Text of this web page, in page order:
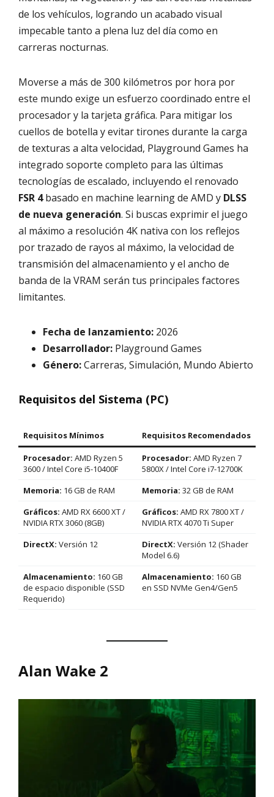
de los vehículos, logrando un acabado visual
impecable tanto a plena luz del día como en
carreras nocturnas.
Moverse a más de 300 kilómetros por hora por
este mundo exige un esfuerzo coordinado entre el
procesador y la tarjeta gráfica. Para mitigar los
cuellos de botella y evitar tirones durante la carga
de texturas a alta velocidad, Playground Games ha
integrado soporte completo para las últimas
tecnologías de escalado, incluyendo el renovado
FSR 4basado en machine learning de AMD y DLSS
de nueva generación. Si buscas exprimir el juego
al máximo a resolución 4K nativa con los reflejos
por trazado de rayos al máximo, la velocidad de
transmisión del almacenamiento y el ancho de
banda de la VRAM serán tus principales factores
limitantes.
Fecha de lanzamiento: 2026
Desarrollador: Playground Games
Género:Carreras, Simulación, Mundo Abierto
Requisitos del Sistema (PC)
Requisitos Mínimos Requisitos Recomendados
Procesador: AMD Ryzen 5
3600 / Intel Core i5-10400F
Procesador: AMD Ryzen 7
5800X / Intel Core i7-12700K
Memoria: 16 GB de RAM Memoria: 32 GB de RAM
Gráficos: AMD RX 6600 XT /
NVIDIA RTX 3060 (8GB)
Gráficos: AMD RX 7800 XT /
NVIDIA RTX 4070 Ti Super
DirectX: Versión 12 DirectX: Versión 12 (Shader
Model 6.6)
Almacenamiento: 160 GB
de espacio disponible (SSD
Requerido)
Almacenamiento: 160 GB
en SSD NVMe Gen4/Gen5
Alan Wake 2